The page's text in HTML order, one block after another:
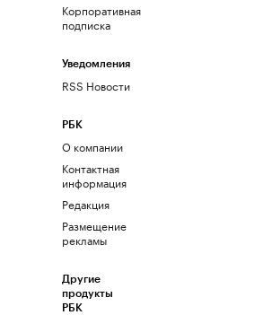
Корпоративная
подписка
Уведомления
RSS Новости
РБК
О компании
Контактная
информация
Редакция
Размещение
рекламы
Другие
продукты
РБК